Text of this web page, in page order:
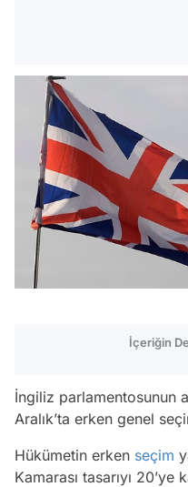
İçeriğin
İngiliz parlamentosunun
Aralık’ta erken genel
Hükümetin erken seçim
Kamarası tasarıyı